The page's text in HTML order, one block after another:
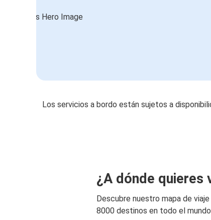
Los servicios a bordo están sujetos a
¿A dónde quieres
Descubre nuestro mapa de
8000 destinos en todo el